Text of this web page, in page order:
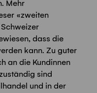
Mehr
«zweiten
dass die
kann. Zu guter
an die Kundinnen
sind
und in der